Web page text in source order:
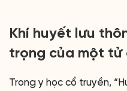
Khí huyết lưu
trọng của một tử
Trong y học cổ truyền,